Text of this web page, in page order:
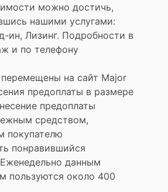
можно достичь,
нашими услугами:
ин, Лизинг. Подробности в
и по телефону
на сайт Major
предоплаты в размере
предоплаты
средством,
покупателю
понравившийся
данным
пользуются около 400